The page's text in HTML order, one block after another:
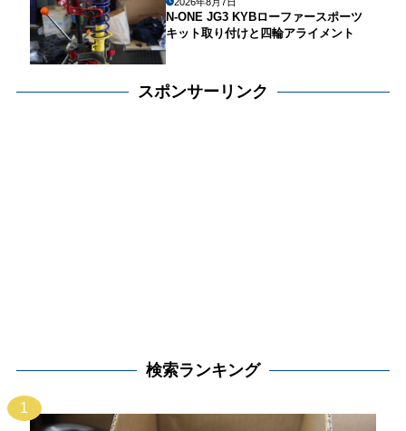
N-ONE JG3 KYBローファースポーツ
キット取り付けと四輪アライメント
スポンサーリンク
検索ランキング
1